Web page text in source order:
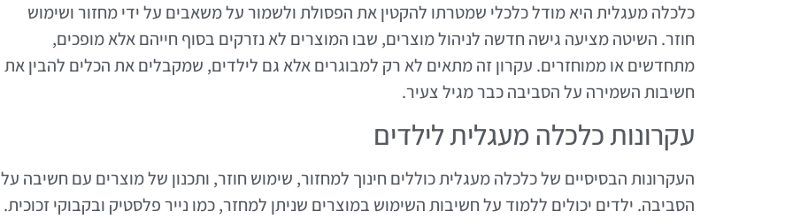
כלכלה מעגלית היא מודל כלכלי שמטרתו להקטין את הפסולת ולשמור על משאבים על ידי מחזור ושימוש
חוזר. השיטה מציעה גישה חדשה לניהול מוצרים, שבו המוצרים לא נזרקים בסוף חייהם אלא מופכים,
מתחדשים או ממוחזרים. עקרון זה מתאים לא רק למבוגרים אלא גם לילדים, שמקבלים את הכלים להבין את
חשיבות השמירה על הסביבה כבר מגיל צעיר.
עקרונות כלכלה מעגלית לילדים
העקרונות הבסיסיים של כלכלה מעגלית כוללים חינוך למחזור, שימוש חוזר, ותכנון של מוצרים עם חשיבה על
הסביבה. ילדים יכולים ללמוד על חשיבות השימוש במוצרים שניתן למחזר, כמו נייר פלסטיק ובקבוקי זכוכית.